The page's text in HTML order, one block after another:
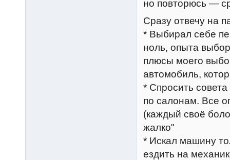
но повторюсь —
Сразу отвечу на
* Выбирал себе
ноль, опыта
плюсы моего
автомобиль,
* Спросить
по салонам. Все
(каждый своё
жалко"
* Искал машину
ездить на